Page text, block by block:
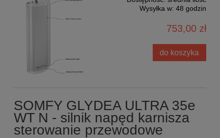
Wysyłka w: 48 godzin
753,00 zł
do koszyka
SOMFY GLYDEA ULTRA 35e
WT N - silnik napęd karnisza
sterowanie przewodowe